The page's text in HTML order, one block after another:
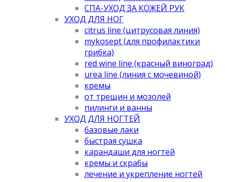
СПА-УХОД ЗА КОЖЕЙ РУК
УХОД ДЛЯ НОГ
citrus line (цитрусовая линия)
mykosept (для профилактики
грибка)
red wine line (красный виноград)
urea line (линия с мочевиной)
кремы
от трещин и мозолей
пилинги и ванны
УХОД ДЛЯ НОГТЕЙ
базовые лаки
быстрая сушка
карандаши для ногтей
кремы и скрабы
лечение и укрепление ногтей